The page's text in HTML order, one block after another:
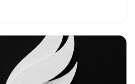
& Marketing Communication